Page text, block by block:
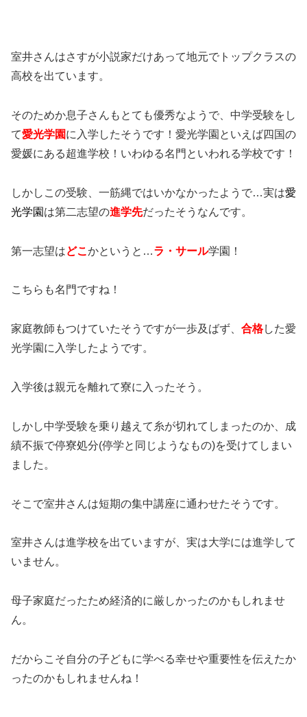
室井さんはさすが小説家だけあって地元でトップクラスの
高校を出ています。
そのためか息子さんもとても優秀なようで、中学受験をし
て愛光学園に入学したそうです！愛光学園といえば四国の
愛媛にある超進学校！いわゆる名門といわれる学校です！
しかしこの受験、一筋縄ではいかなかったようで…実は愛
光学園 は第二志望の進学先だったそうなんです。
第一志望はどこ かというと…ラ・サール学園！
こちらも名門ですね！
家庭教師もつけていたそうですが一歩及ばず、 合格した愛
光学園に入学したようです。
入学後は親元を離れて寮に入ったそう。
しかし中学受験を乗り越えて糸が切れてしまったのか、成
績不振で停寮処分(停学と同じようなもの)を受けてしまい
ました。
そこで室井さんは短期の集中講座に通わせたそうです。
室井さんは進学校を出ていますが、実は大学には進学して
いません。
母子家庭だったため経済的に厳しかったのかもしれませ
ん。
だからこそ自分の子どもに学べる幸せや重要性を伝えたか
ったのかもしれませんね！